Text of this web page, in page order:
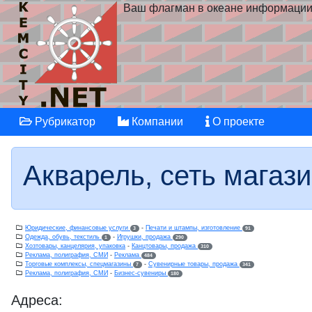
Ваш флагман в океане информации
Рубрикатор Компании О проекте
Акварель, сеть
Юридические, финансовые услуги 3 - Печати и штампы, изготовление 91
Одежда, обувь, текстиль 1 - Игрушки, продажа 290
Хозтовары, канцелярия, упаковка - Канцтовары, продажа 310
Реклама, полиграфия, СМИ - Реклама 484
Торговые комплексы, спецмагазины 7 - Сувенирные товары, продажа 341
Реклама, полиграфия, СМИ - Бизнес-сувениры 180
Адреса: